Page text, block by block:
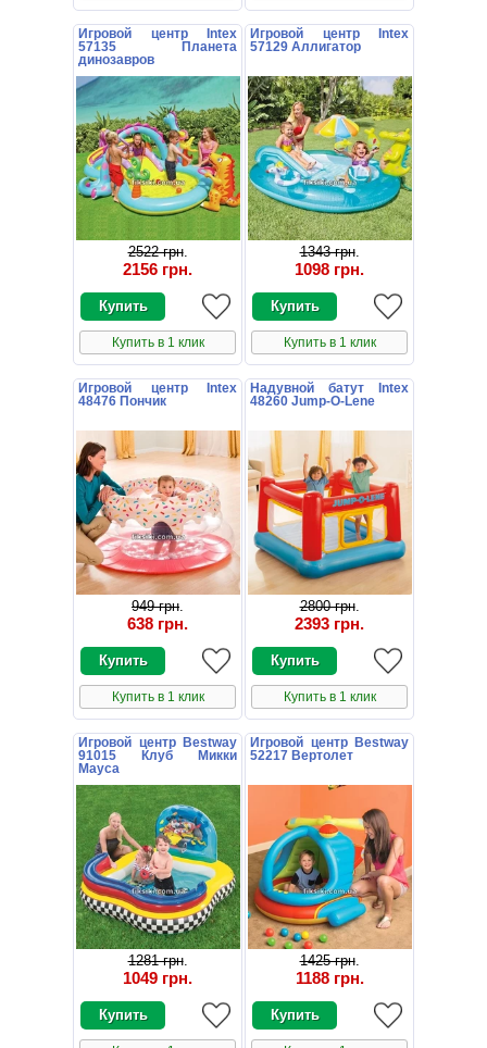
Игровой центр Intex
57135 Планета
динозавров
2522 грн.
2156 грн.
Купить в 1 клик
Игровой центр Intex
57129 Аллигатор
1343 грн.
1098 грн.
Купить в 1 клик
Игровой центр Intex
48476 Пончик
949 грн.
638 грн.
Купить в 1 клик
Надувной батут Intex
48260 Jump-O-Lene
2800 грн.
2393 грн.
Купить в 1 клик
Игровой центр Bestway
91015 Клуб Микки
Мауса
1281 грн.
1049 грн.
Игровой центр Bestway
52217 Вертолет
1425 грн.
1188 грн.